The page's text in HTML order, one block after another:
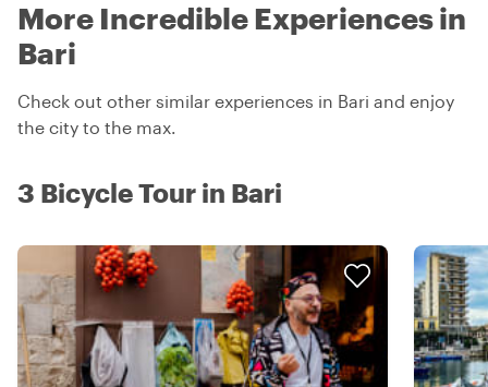
More Incredible Experiences in
Bari
Check out other similar experiences in Bari and enjoy
the city to the max.
3 Bicycle Tour in Bari